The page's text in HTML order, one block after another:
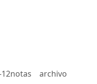
12notas archivo